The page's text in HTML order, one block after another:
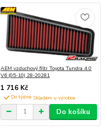
AEM vzduchový filtr Toyota Tundra 4.0
V6 (05-10) 28-20281
1 716 Kč
Do týdne
Do košíku